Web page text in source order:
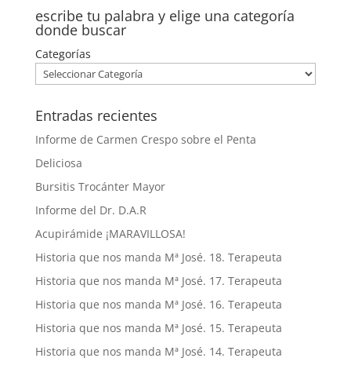
escribe tu palabra y elige una categoría
donde buscar
Categorías
Entradas recientes
Informe de Carmen Crespo sobre el Penta
Deliciosa
Bursitis Trocánter Mayor
Informe del Dr. D.A.R
Acupirámide ¡MARAVILLOSA!
Historia que nos manda Mª José. 18. Terapeuta
Historia que nos manda Mª José. 17. Terapeuta
Historia que nos manda Mª José. 16. Terapeuta
Historia que nos manda Mª José. 15. Terapeuta
Historia que nos manda Mª José. 14. Terapeuta